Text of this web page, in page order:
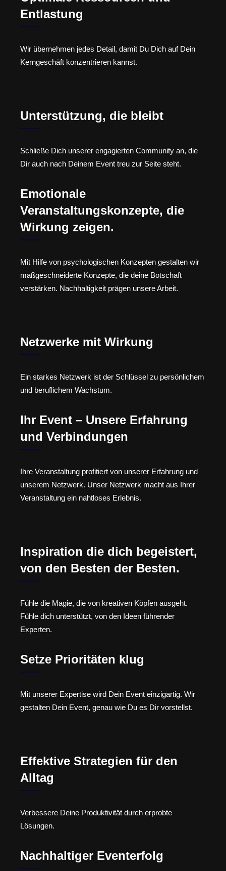
Entlastung
Wir übernehmen jedes Detail, damit Du Dich auf Dein
Kerngeschäft konzentrieren kannst.
Unterstützung, die bleibt
Schließe Dich unserer engagierten Community an, die
Dir auch nach Deinem Event treu zur Seite steht.
Emotionale
Veranstaltungskonzepte, die
Wirkung zeigen.
Mit Hilfe von psychologischen Konzepten gestalten wir
maßgeschneiderte Konzepte, die deine Botschaft
verstärken. Nachhaltigkeit prägen unsere Arbeit.
Netzwerke mit Wirkung
Ein starkes Netzwerk ist der Schlüssel zu persönlichem
und beruflichem Wachstum.
Ihr Event – Unsere Erfahrung
und Verbindungen
Ihre Veranstaltung profitiert von unserer Erfahrung und
unserem Netzwerk. Unser Netzwerk macht aus Ihrer
Veranstaltung ein nahtloses Erlebnis.
Inspiration die dich begeistert,
von den Besten der Besten.
Fühle die Magie, die von kreativen Köpfen ausgeht.
Fühle dich unterstützt, von den Ideen führender
Experten.
Setze Prioritäten klug
Mit unserer Expertise wird Dein Event einzigartig. Wir
gestalten Dein Event, genau wie Du es Dir vorstellst.
Effektive Strategien für den
Alltag
Verbessere Deine Produktivität durch erprobte
Lösungen.
Nachhaltiger Eventerfolg